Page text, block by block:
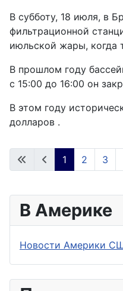
В субботу, 18 июля, в
фильтрационной
июльской жары, когда
В прошлом году
с 15:00 до 16:00 он
В этом году
долларов .
1 2 3
В Америке
Новости Америки